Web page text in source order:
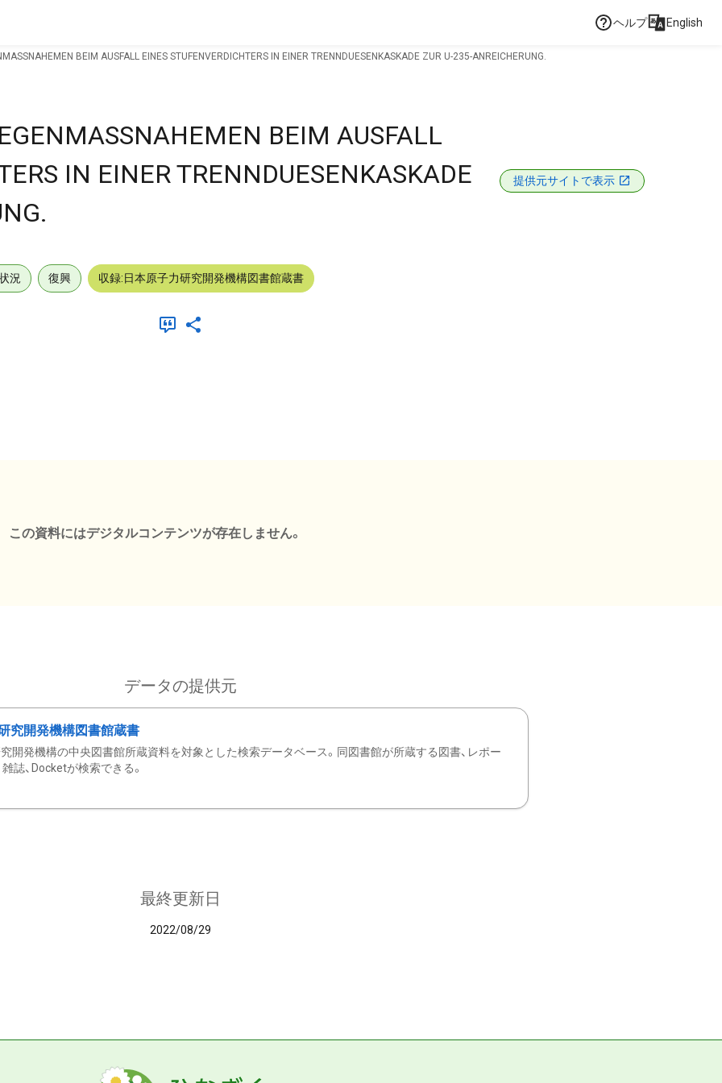
ヘルプ English
BEIM AUSFALL EINES STUFENVERDICHTERS IN EINER TRENNDUESENKASKADE ZUR U-235-ANREICHERUNG.
BEIM AUSFALL
IN EINER TRENNDUESENKASKADE
提供元サイトで表示
況 復興 収録:日本原子力研究開発機構図書館蔵書
この資料にはデジタルコンテンツが存在しません。
データの提供元
究開発機構図書館蔵書
開発機構の中央図書館所蔵資料を対象とした検索データベース。同図書館が所蔵する図書、レポー
雑誌、Docketが検索できる。
最終更新日
2022/08/29